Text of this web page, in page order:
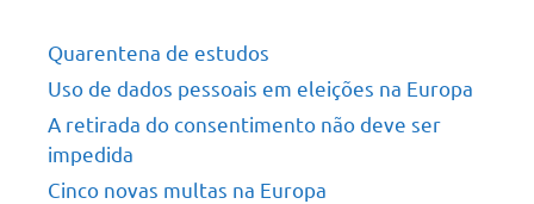
Quarentena de estudos
Uso de dados pessoais em eleições na Europa
A retirada do consentimento não deve ser
impedida
Cinco novas multas na Europa